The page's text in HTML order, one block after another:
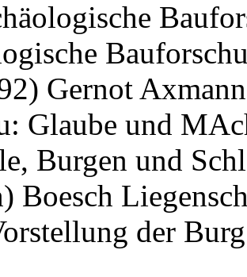
Gernot
Glaube und
Burgen und
Boesch
der